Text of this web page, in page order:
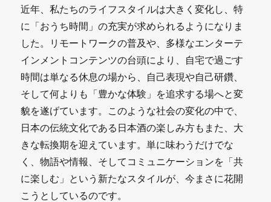
近年、私たちのライフスタイルは大きく変化し、特
に「おうち時間」の充実が求められるようになりま
した。リモートワークの普及や、多様なエンターテ
インメントコンテンツの台頭により、自宅で過ごす
時間は単なる休息の場から、自己表現や自己研鑽、
そして何よりも「豊かな体験」を追求する場へと変
貌を遂げています。このような社会の変化の中で、
日本の伝統文化である日本酒の楽しみ方もまた、大
きな転換期を迎えています。単に味わうだけでな
く、物語や情報、そしてコミュニケーションを「共
に楽しむ」という新たなスタイルが、今まさに花開
こうとしているのです。